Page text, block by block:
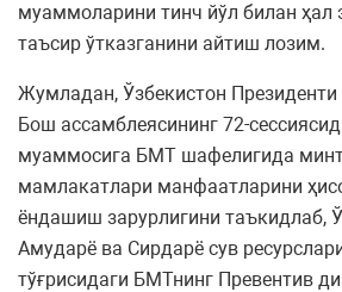
муаммоларини тинч йўл билан
таъсир ўтказганини айтиш лозим.
Жумладан, Ўзбекистон
Бош ассамблеясининг 72-
муаммосига БМТ шафелигида
мамлакатлари манфаатларини
ёндашиш зарурлигини таъкидлаб,
Амударё ва Сирдарё сув
тўғрисидаги БМТнинг Превентив